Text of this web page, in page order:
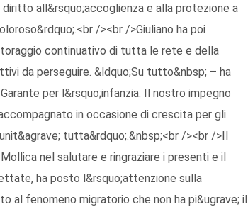
all&rsquo;accoglienza e alla protezione a
/><br />Giuliano ha poi
continuativo di tutta le rete e della
da perseguire. &ldquo;Su tutto&nbsp; – ha
per l&rsquo;infanzia. Il nostro impegno
in occasione di crescita per gli
tutta&rdquo;.&nbsp;<br /><br />Il
nel salutare e ringraziare i presenti e il
ha posto l&rsquo;attenzione sulla
al fenomeno migratorio che non ha pi&ugrave; il